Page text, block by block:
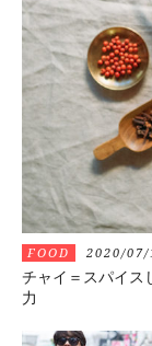
FOOD 2020/07/
チャイ＝スパイス
力